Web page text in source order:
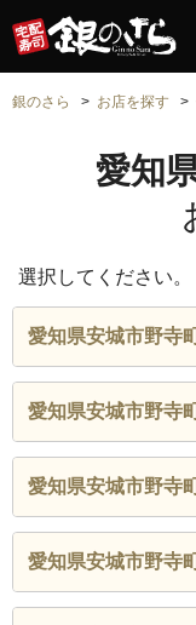
銀のさら お店を探す
愛知
選択してください。
愛知県安城市野寺
愛知県安城市野寺
愛知県安城市野寺
愛知県安城市野寺